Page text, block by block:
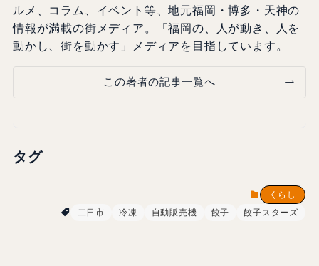
ルメ、コラム、イベント等、地元福岡・博多・天神の
情報が満載の街メディア。「福岡の、人が動き、人を
動かし、街を動かす」メディアを目指しています。
この著者の記事一覧へ
タグ
くらし
二日市
冷凍 自動販売機 餃子 餃子スターズ